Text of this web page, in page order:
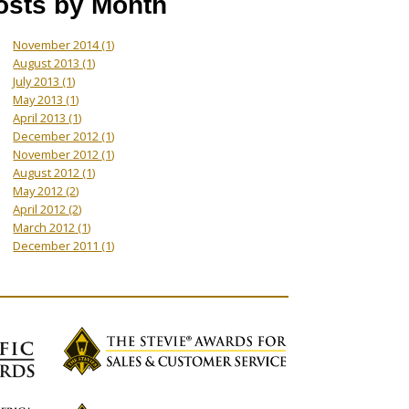
November 2014(1)
August 2013(1)
July 2013(1)
May 2013(1)
April 2013(1)
December 2012(1)
November 2012(1)
August 2012(1)
May 2012(2)
April 2012(2)
March 2012(1)
December 2011(1)